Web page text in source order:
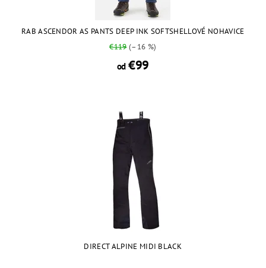
RAB ASCENDOR AS PANTS DEEP INK SOFTSHELLOVÉ NOHAVICE
€119(–16 %)
od€99
DIRECT ALPINE MIDI BLACK